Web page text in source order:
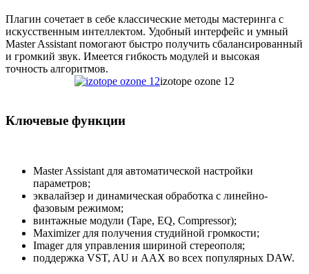
Плагин сочетает в себе классические методы мастеринга с
искусственным интеллектом. Удобный интерфейс и умный
Master Assistant помогают быстро получить сбалансированный
и громкий звук. Имеется гибкость модулей и высокая
точность алгоритмов.
izotope ozone 12
Ключевые функции
Master Assistant для автоматической настройки
параметров;
эквалайзер и динамическая обработка с линейно-
фазовым режимом;
винтажные модули (Tape, EQ, Compressor);
Maximizer для получения студийной громкости;
Imager для управления шириной стереополя;
поддержка VST, AU и AAX во всех популярных DAW.